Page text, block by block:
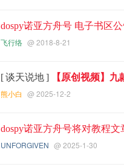
dospy诺亚方舟号 电子书区
飞行络 @ 2018-8-21
[谈天说地] 【原创视频】
熊小白 @ 2025-12-2
dospy诺亚方舟号将对教程
UNFORGIVEN @ 2025-1-30